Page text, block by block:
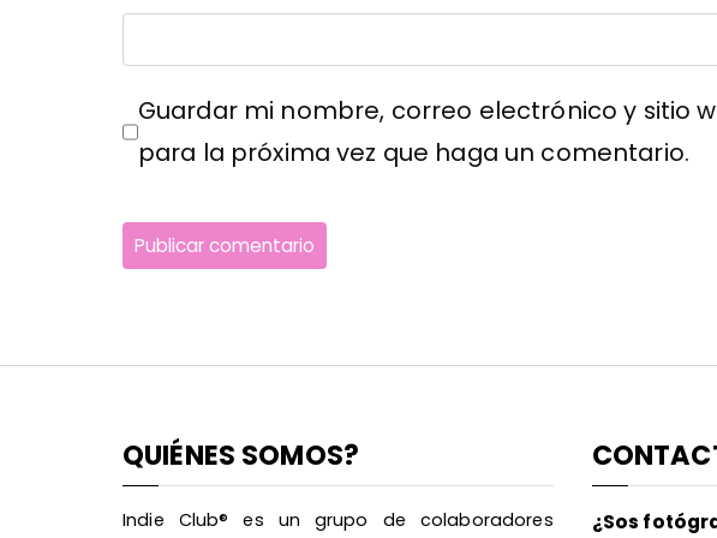
Guardar mi nombre, correo electrónico y sitio
para la próxima vez que haga un comentario.
QUIÉNES SOMOS?
Indie Club® es un grupo de colaboradores ¿Sos